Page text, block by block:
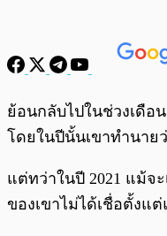
พร้อมเล่น
ย้อนกลับไปในช่วงเดือ
โดยในปีนั้นเขาทำนาย
แต่ทว่าในปี 2021 แม้จ
ของเขาไม่ได้เชื่อตั้งแ